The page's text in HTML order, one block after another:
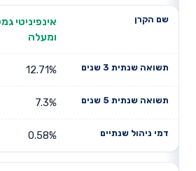
ומעלה
12.71%
7.3%
0.58%